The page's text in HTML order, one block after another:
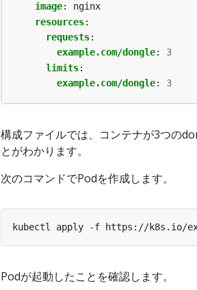
image:
nginx
resources:
requests:
example.com/dongle:
3
limits:
example.com/dongle: 3
構成ファイルでは、コンテナが3つの
とがわかります。
次のコマンドでPodを作成します。
Podが起動したことを確認します。